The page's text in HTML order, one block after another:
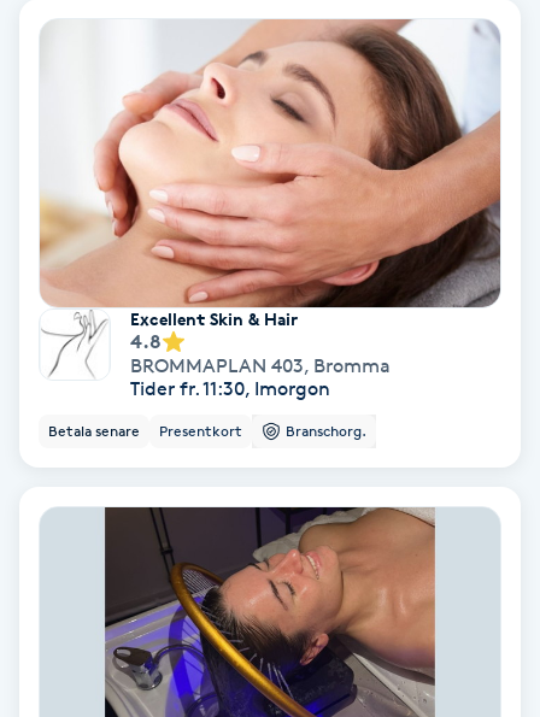
Skäggfärgning
Skäggklippning
Skäggtrimmning
Skönhet
Spa
Spa manikyr & pedikyr
Spa-manikyr
Excellent Skin & Hair
4.8
BROMMAPLAN 403, Bromma
Tider fr. 11:30, Imorgon
Betala senare Presentkort Branschorg.